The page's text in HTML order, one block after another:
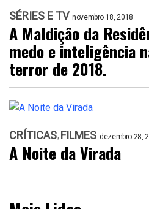
SÉRIES E TV novembro 18, 2018
A Maldição da
medo e inteligência
terror de 2018.
CRÍTICAS FILMES dezembro 28,
A Noite da Virada